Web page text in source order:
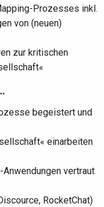
Prozesses inkl.
von (neuen)
zur kritischen
begeistert und
einarbeiten
vertraut
RocketChat)